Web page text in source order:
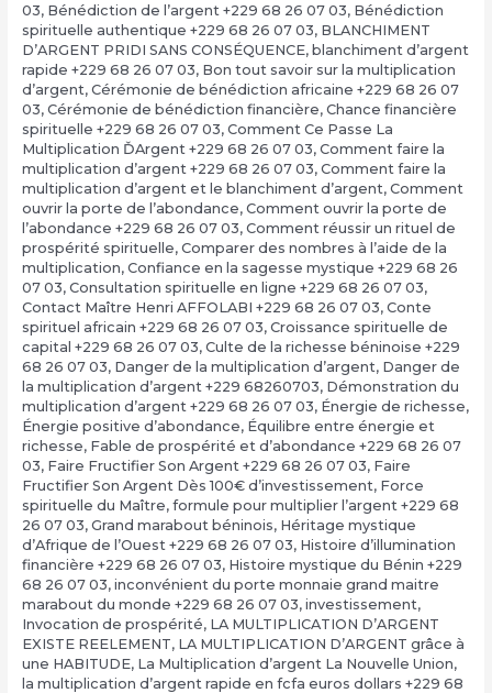
03, Bénédiction de l’argent +229 68 26 07 03, Bénédiction
spirituelle authentique +229 68 26 07 03, BLANCHIMENT
D’ARGENT PRIDI SANS CONSÉQUENCE, blanchiment d’argent
rapide +229 68 26 07 03, Bon tout savoir sur la multiplication
d’argent, Cérémonie de bénédiction africaine +229 68 26 07
03, Cérémonie de bénédiction financière, Chance financière
spirituelle +229 68 26 07 03, Comment Ce Passe La
Multiplication ĎArgent +229 68 26 07 03, Comment faire la
multiplication d’argent +229 68 26 07 03, Comment faire la
multiplication d’argent et le blanchiment d’argent, Comment
ouvrir la porte de l’abondance, Comment ouvrir la porte de
l’abondance +229 68 26 07 03, Comment réussir un rituel de
prospérité spirituelle, Comparer des nombres à l’aide de la
multiplication, Confiance en la sagesse mystique +229 68 26
07 03, Consultation spirituelle en ligne +229 68 26 07 03,
Contact Maître Henri AFFOLABI +229 68 26 07 03, Conte
spirituel africain +229 68 26 07 03, Croissance spirituelle de
capital +229 68 26 07 03, Culte de la richesse béninoise +229
68 26 07 03, Danger de la multiplication d’argent, Danger de
la multiplication d’argent +229 68260703, Démonstration du
multiplication d’argent +229 68 26 07 03, Énergie de richesse,
Énergie positive d’abondance, Équilibre entre énergie et
richesse, Fable de prospérité et d’abondance +229 68 26 07
03, Faire Fructifier Son Argent +229 68 26 07 03, Faire
Fructifier Son Argent Dès 100€ d’investissement, Force
spirituelle du Maître, formule pour multiplier l’argent +229 68
26 07 03, Grand marabout béninois, Héritage mystique
d’Afrique de l’Ouest +229 68 26 07 03, Histoire d’illumination
financière +229 68 26 07 03, Histoire mystique du Bénin +229
68 26 07 03, inconvénient du porte monnaie grand maitre
marabout du monde +229 68 26 07 03, investissement,
Invocation de prospérité, LA MULTIPLICATION D’ARGENT
EXISTE REELEMENT, LA MULTIPLICATION D’ARGENT grâce à
une HABITUDE, La Multiplication d’argent La Nouvelle Union,
la multiplication d’argent rapide en fcfa euros dollars +229 68